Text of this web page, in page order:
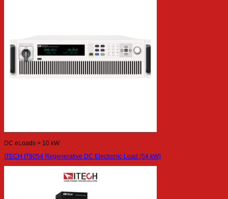
DC eLoads > 10 kW
ITECH IT8054 Regenerative DC Electronic Load (54 kW)